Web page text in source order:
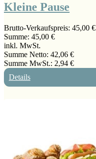
Kleine Pause
Brutto-Verkaufspreis: 45,00 €
Summe: 45,00 €
inkl. MwSt.
Summe Netto: 42,06 €
Summe MwSt.: 2,94 €
Details